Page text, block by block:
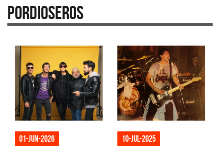
Pordioseros
01-jun-2026 10-jul-2025